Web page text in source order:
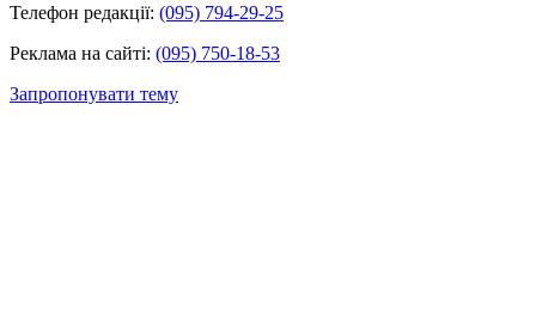
Телефон редакції: (095) 794-29-25
Реклама на сайті: (095) 750-18-53
Запропонувати тему